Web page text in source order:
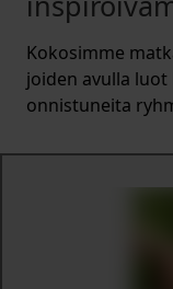
Kokosimme
joiden avulla
onnistuneita